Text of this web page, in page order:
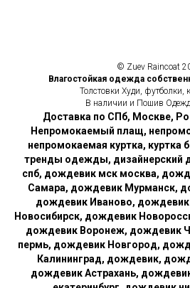
© Zuev Raincoat
Влагостойкая одежда
Толстовки Худи, футболки,
В наличии и Пошив
Доставка по СПб, Москве,
Непромокаемый плащ,
непромокаемая куртка, куртка
тренды одежды, дизайнерский
спб, дождевик мск москва,
Самара, дождевик Мурманск,
дождевик Иваново,
Новосибирск, дождевик
дождевик Воронеж, дождевик
пермь, дождевик Новгород,
Калининград, дождевик,
дождевик Астрахань,